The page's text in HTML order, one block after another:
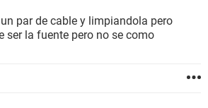
par de cable y limpiandola pero
ser la fuente pero no se como